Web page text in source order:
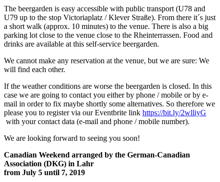
The beergarden is easy accessible with public transport (U78 and
U79 up to the stop Victoriaplatz / Klever Straße). From there it´s just
a short walk (approx. 10 minutes) to the venue. There is also a big
parking lot close to the venue close to the Rheinterrassen. Food and
drinks are available at this self-service beergarden.
We cannot make any reservation at the venue, but we are sure: We
will find each other.
If the weather conditions are worse the beergarden is closed. In this
case we are going to contact you either by phone / mobile or by e-
mail in order to fix maybe shortly some alternatives. So therefore we
please you to register via our Eventbrite link https://bit.ly/2wlliyG
with your contact data (e-mail and phone / mobile number).
We are looking forward to seeing you soon!
Canadian Weekend arranged by the German-Canadian
Association (DKG) in Lahr
from July 5 until 7, 2019